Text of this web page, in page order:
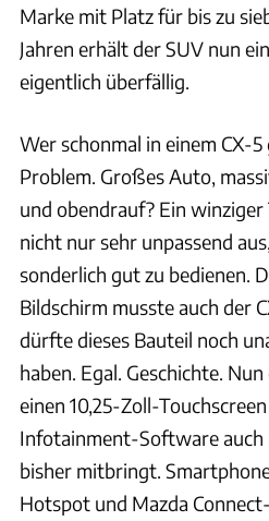
Marke mit Platz für bis zu
Jahren erhält der SUV nun
eigentlich überfällig.
Wer schonmal in einem CX-
Problem. Großes Auto,
und obendrauf? Ein
nicht nur sehr unpassend
sonderlich gut zu bedienen.
Bildschirm musste auch der
dürfte dieses Bauteil noch
haben. Egal. Geschichte.
einen 10,25-Zoll-
Infotainment-Software auch
bisher mitbringt.
Hotspot und Mazda